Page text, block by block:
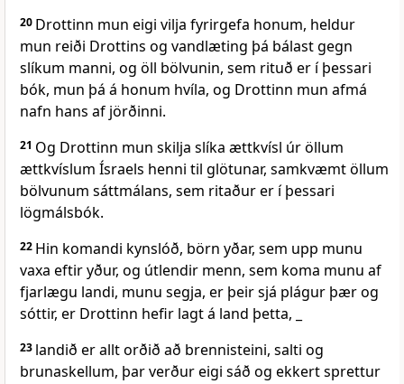
20 Drottinn mun eigi vilja fyrirgefa honum, heldur
mun reiði Drottins og vandlæting þá bálast gegn
slíkum manni, og öll bölvunin, sem rituð er í þessari
bók, mun þá á honum hvíla, og Drottinn mun afmá
nafn hans af jörðinni.
21 Og Drottinn mun skilja slíka ættkvísl úr öllum
ættkvíslum Ísraels henni til glötunar, samkvæmt öllum
bölvunum sáttmálans, sem ritaður er í þessari
lögmálsbók.
22 Hin komandi kynslóð, börn yðar, sem upp munu
vaxa eftir yður, og útlendir menn, sem koma munu af
fjarlægu landi, munu segja, er þeir sjá plágur þær og
sóttir, er Drottinn hefir lagt á land þetta, _
23 landið er allt orðið að brennisteini, salti og
brunaskellum, þar verður eigi sáð og ekkert sprettur